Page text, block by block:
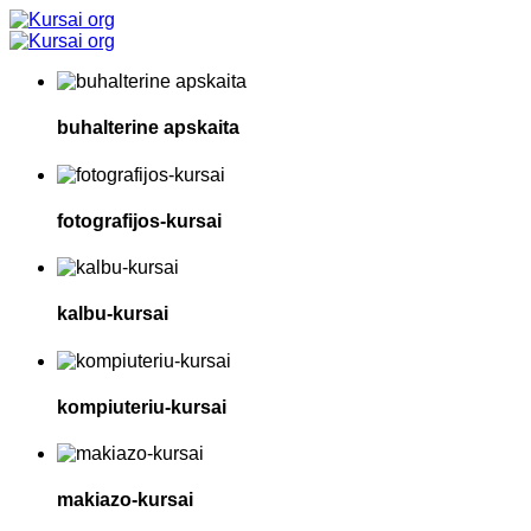
buhalterine apskaita
fotografijos-kursai
kalbu-kursai
kompiuteriu-kursai
makiazo-kursai